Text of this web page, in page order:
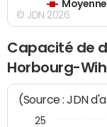
© JDN 2026
Capacité de
Horbourg-
(Source : JDN
25